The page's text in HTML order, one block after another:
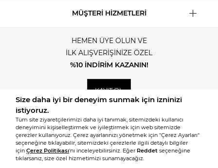
MÜŞTERİ HİZMETLERİ
HEMEN ÜYE OLUN VE
İLK ALIŞVERİŞİNİZE ÖZEL
%10 İNDİRİM KAZANIN!
KAYIT OL